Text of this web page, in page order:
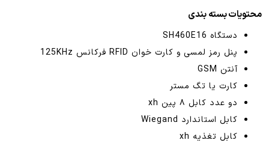
محتویات بسته بندی
دستگاه SH460E16
پنل رمز لمسی و کارت خوان RFID فرکانس 125KHz
آنتن GSM
کارت یا تگ مستر
دو عدد کابل ۸ پین xh
کابل استاندارد Wiegand
کابل تغذیه xh